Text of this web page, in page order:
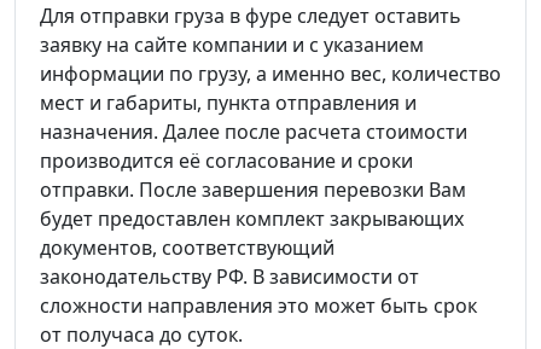
Для отправки груза в фуре следует оставить
заявку на сайте компании и с указанием
информации по грузу, а именно вес, количество
мест и габариты, пункта отправления и
назначения. Далее после расчета стоимости
производится её согласование и сроки
отправки. После завершения перевозки Вам
будет предоставлен комплект закрывающих
документов, соответствующий
законодательству РФ. В зависимости от
сложности направления это может быть срок
от получаса до суток.